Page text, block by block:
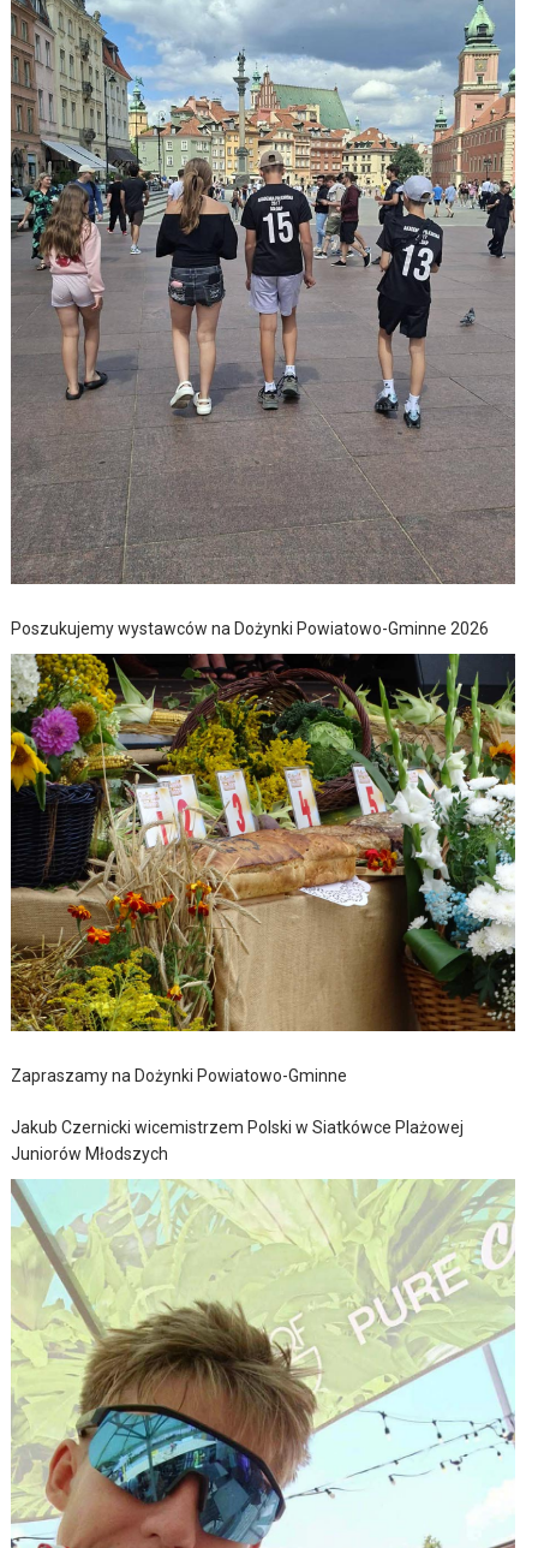
Poszukujemy wystawców na Dożynki Powiatowo-Gminne 2026
Zapraszamy na Dożynki Powiatowo-Gminne
Jakub Czernicki wicemistrzem Polski w Siatkówce Plażowej
Juniorów Młodszych